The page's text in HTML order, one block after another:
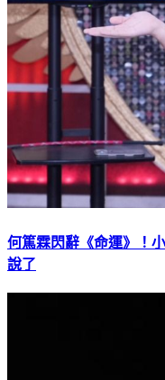
何篤霖閃辭《命運》！